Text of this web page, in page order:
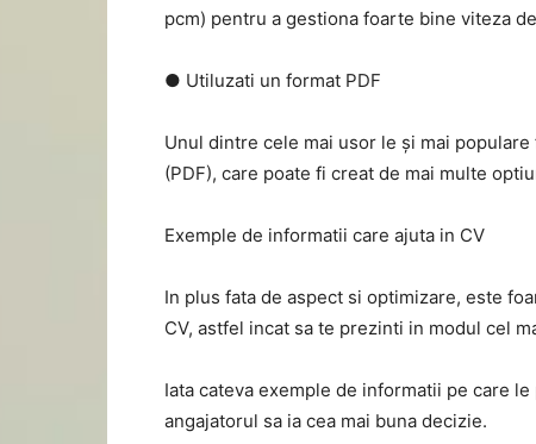
pcm) pentru a gestiona foarte bine viteza
● Utiluzati un format PDF
Unul dintre cele mai usor le și mai
(PDF), care poate fi creat de mai multe
Exemple de informatii care ajuta in CV
In plus fata de aspect si optimizare, este
CV, astfel incat sa te prezinti in modul cel
Iata cateva exemple de informatii pe care
angajatorul sa ia cea mai buna decizie.